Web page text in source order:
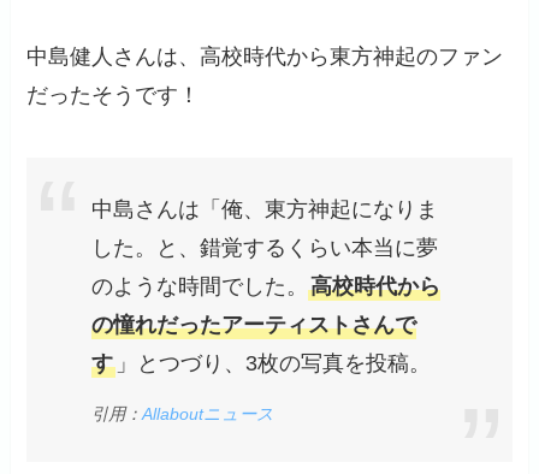
中島健人さんは、高校時代から東方神起のファン
だったそうです！
中島さんは「俺、東方神起になりま
した。と、錯覚するくらい本当に夢
のような時間でした。高校時代から
の憧れだったアーティストさんで
す 」とつづり、3枚の写真を投稿。
引用：Allaboutニュース